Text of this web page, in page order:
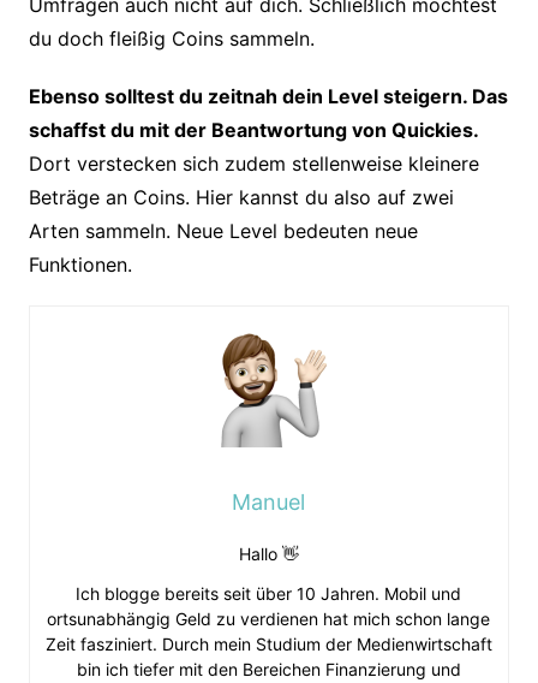
Umfragen auch nicht auf dich. Schließlich möchtest
du doch fleißig Coins sammeln.
Ebenso solltest du zeitnah dein Level steigern. Das
schaffst du mit der Beantwortung von Quickies.
Dort verstecken sich zudem stellenweise kleinere
Beträge an Coins. Hier kannst du also auf zwei
Arten sammeln. Neue Level bedeuten neue
Funktionen.
Manuel
Hallo 👋
Ich blogge bereits seit über 10 Jahren. Mobil und
ortsunabhängig Geld zu verdienen hat mich schon lange
Zeit fasziniert. Durch mein Studium der Medienwirtschaft
bin ich tiefer mit den Bereichen Finanzierung und